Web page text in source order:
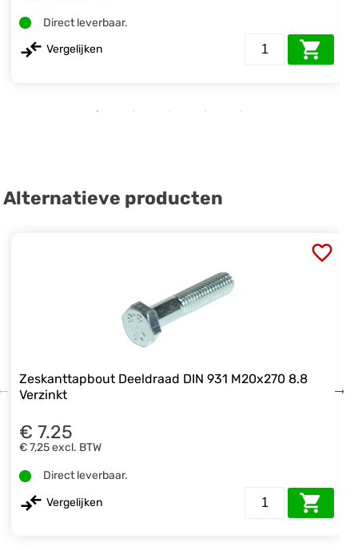
Direct leverbaar.
Vergelijken
Alternatieve producten
Zeskanttapbout Deeldraad DIN 931 M20x270 8.8
Verzinkt
€ 7.25
€ 7,25excl. BTW
Direct leverbaar.
Vergelijken